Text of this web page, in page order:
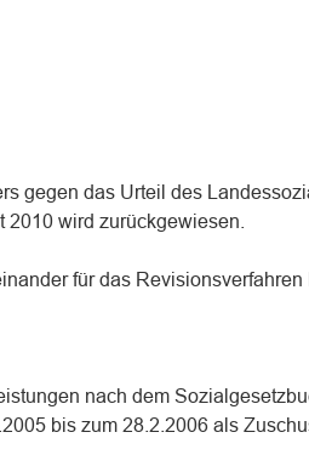
gegen das Urteil des
2010 wird zurückgewiesen.
für das Revisionsverfahren
nach dem
bis zum 28.2.2006 als